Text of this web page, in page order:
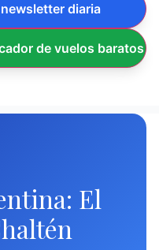
diaria
de vuelos baratos
El